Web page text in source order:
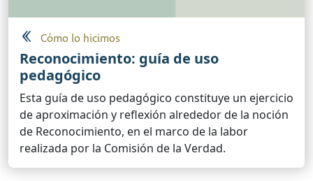
Cómo lo hicimos
Reconocimiento: guía de uso
pedagógico
Esta guía de uso pedagógico constituye un ejercicio
de aproximación y reflexión alrededor de la noción
de Reconocimiento, en el marco de la labor
realizada por la Comisión de la Verdad.